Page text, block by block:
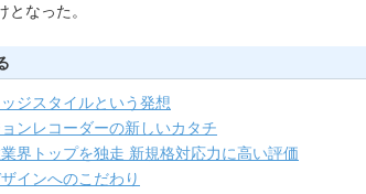
なった。
ジスタイルという発想
ンレコーダーの新しいカタチ
界トップを独走 新規格対応力に高い評価
インへのこだわり